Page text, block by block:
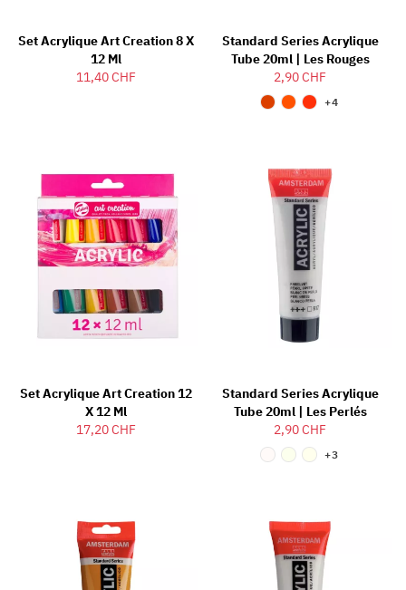
Set Acrylique Art Creation 8 X
12 Ml
11,40 CHF
Standard Series Acrylique
Tube 20ml | Les Rouges
2,90 CHF
+4
Set Acrylique Art Creation 12
X 12 Ml
17,20 CHF
Standard Series Acrylique
Tube 20ml | Les Perlés
2,90 CHF
+3